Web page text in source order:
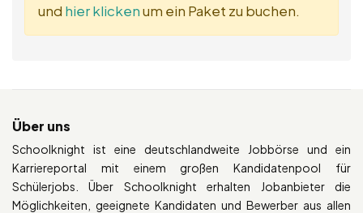
und hier klickenum ein Paket zu buchen.
Über uns
Schoolknight ist eine deutschlandweite Jobbörse und ein
Karriereportal mit einem großen Kandidatenpool für
Schülerjobs. Über Schoolknight erhalten Jobanbieter die
Möglichkeiten, geeignete Kandidaten und Bewerber aus allen